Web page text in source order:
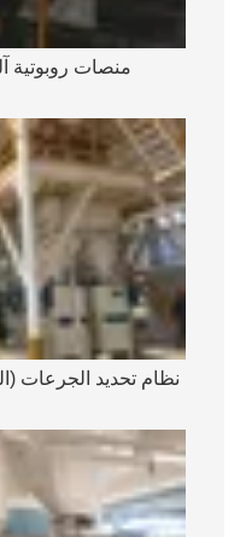
منصات روبوتية
نظام تحديد الجرعات